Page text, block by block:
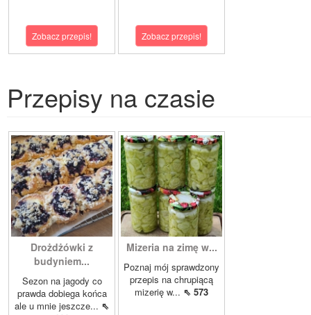
Zobacz przepis! Zobacz przepis!
Przepisy na czasie
Drożdżówki z
budyniem...
Sezon na jagody co
prawda dobiega końca
ale u mnie jeszcze... ⇖
Mizeria na zimę w...
Poznaj mój sprawdzony
przepis na chrupiącą
mizerię w... ⇖ 573